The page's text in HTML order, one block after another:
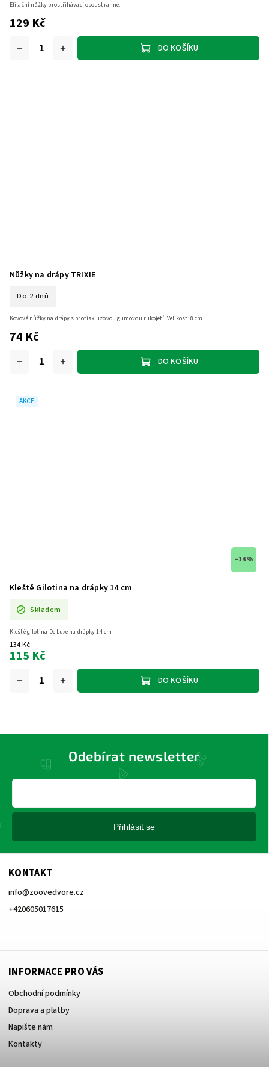
129 Kč
DO KOŠÍKU
Efilační nůžky prostřihávací oboustranné.
Nůžky na drápy TRIXIE
Do 2 dnů
74 Kč
DO KOŠÍKU
Kovové nůžky na drápy s protiskluzovou gumovou rukojetí. Velikost: 8 cm.
AKCE
–14 %
Kleště Gilotina na drápky 14 cm
Skladem
134 Kč
115 Kč
DO KOŠÍKU
Kleště gilotina De Luxe na drápky 14 cm
KONTAKT
info@zoovedvore.cz
+420605017615
INFORMACE PRO VÁS
Obchodní podmínky
Doprava a platby
Napište nám
Kontakty
Odebírat newsletter
Přihlásit se